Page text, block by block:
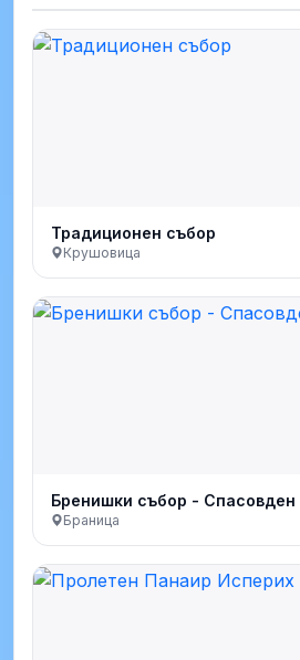
Традиционен събор
Крушовица
Бренишки събор - Спасовден
Браница